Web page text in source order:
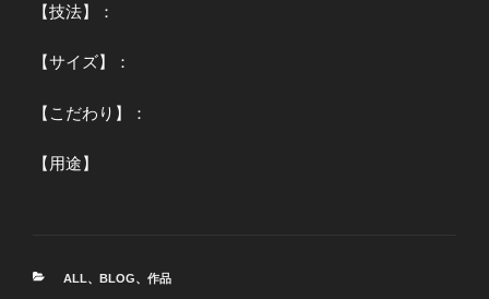
【技法】：
【サイズ】：
【こだわり】：
【用途】
カ
ALL、 BLOG、 作品